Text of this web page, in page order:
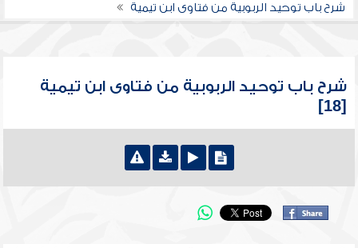
شرح باب توحيد الربوبية من فتاوى ابن تيمية
شرح باب توحيد الربوبية من فتاوى ابن تيمية
[18]